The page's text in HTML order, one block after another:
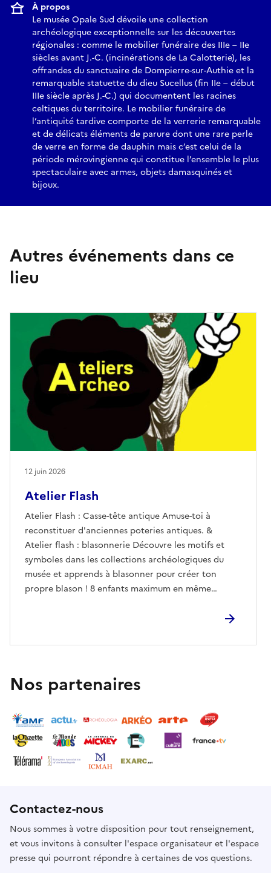
À propos
Le musée Opale Sud dévoile une collection
archéologique exceptionnelle sur les découvertes
régionales : comme le mobilier funéraire des IIIe – IIe
siècles avant J.-C. (incinérations de La Calotterie), les
offrandes du sanctuaire de Dompierre-sur-Authie et la
remarquable statuette du dieu Sucellus (fin IIe – début
IIIe siècle après J.-C.) qui documentent les racines
celtiques du territoire. Le mobilier funéraire de
l’antiquité tardive comporte de la verrerie remarquable
et de délicats éléments de parure dont une rare perle
de verre en forme de dauphin mais c’est celui de la
période mérovingienne qui constitue l’ensemble le plus
spectaculaire avec armes, objets damasquinés et
bijoux.
Autres événements dans ce
lieu
Atelier Flash
Atelier Flash : Casse-tête antique Amuse-toi à
reconstituer d'anciennes poteries antiques. &
Atelier flash : blasonnerie Découvre les motifs et
symboles dans les collections archéologiques du
musée et apprends à blasonner pour créer ton
propre blason ! 8 enfants maximum en même
12 juin 2026
Nos partenaires
Contactez-nous
Nous sommes à votre disposition pour tout renseignement,
et vous invitons à consulter l'espace organisateur et l'espace
presse qui pourront répondre à certaines de vos questions.